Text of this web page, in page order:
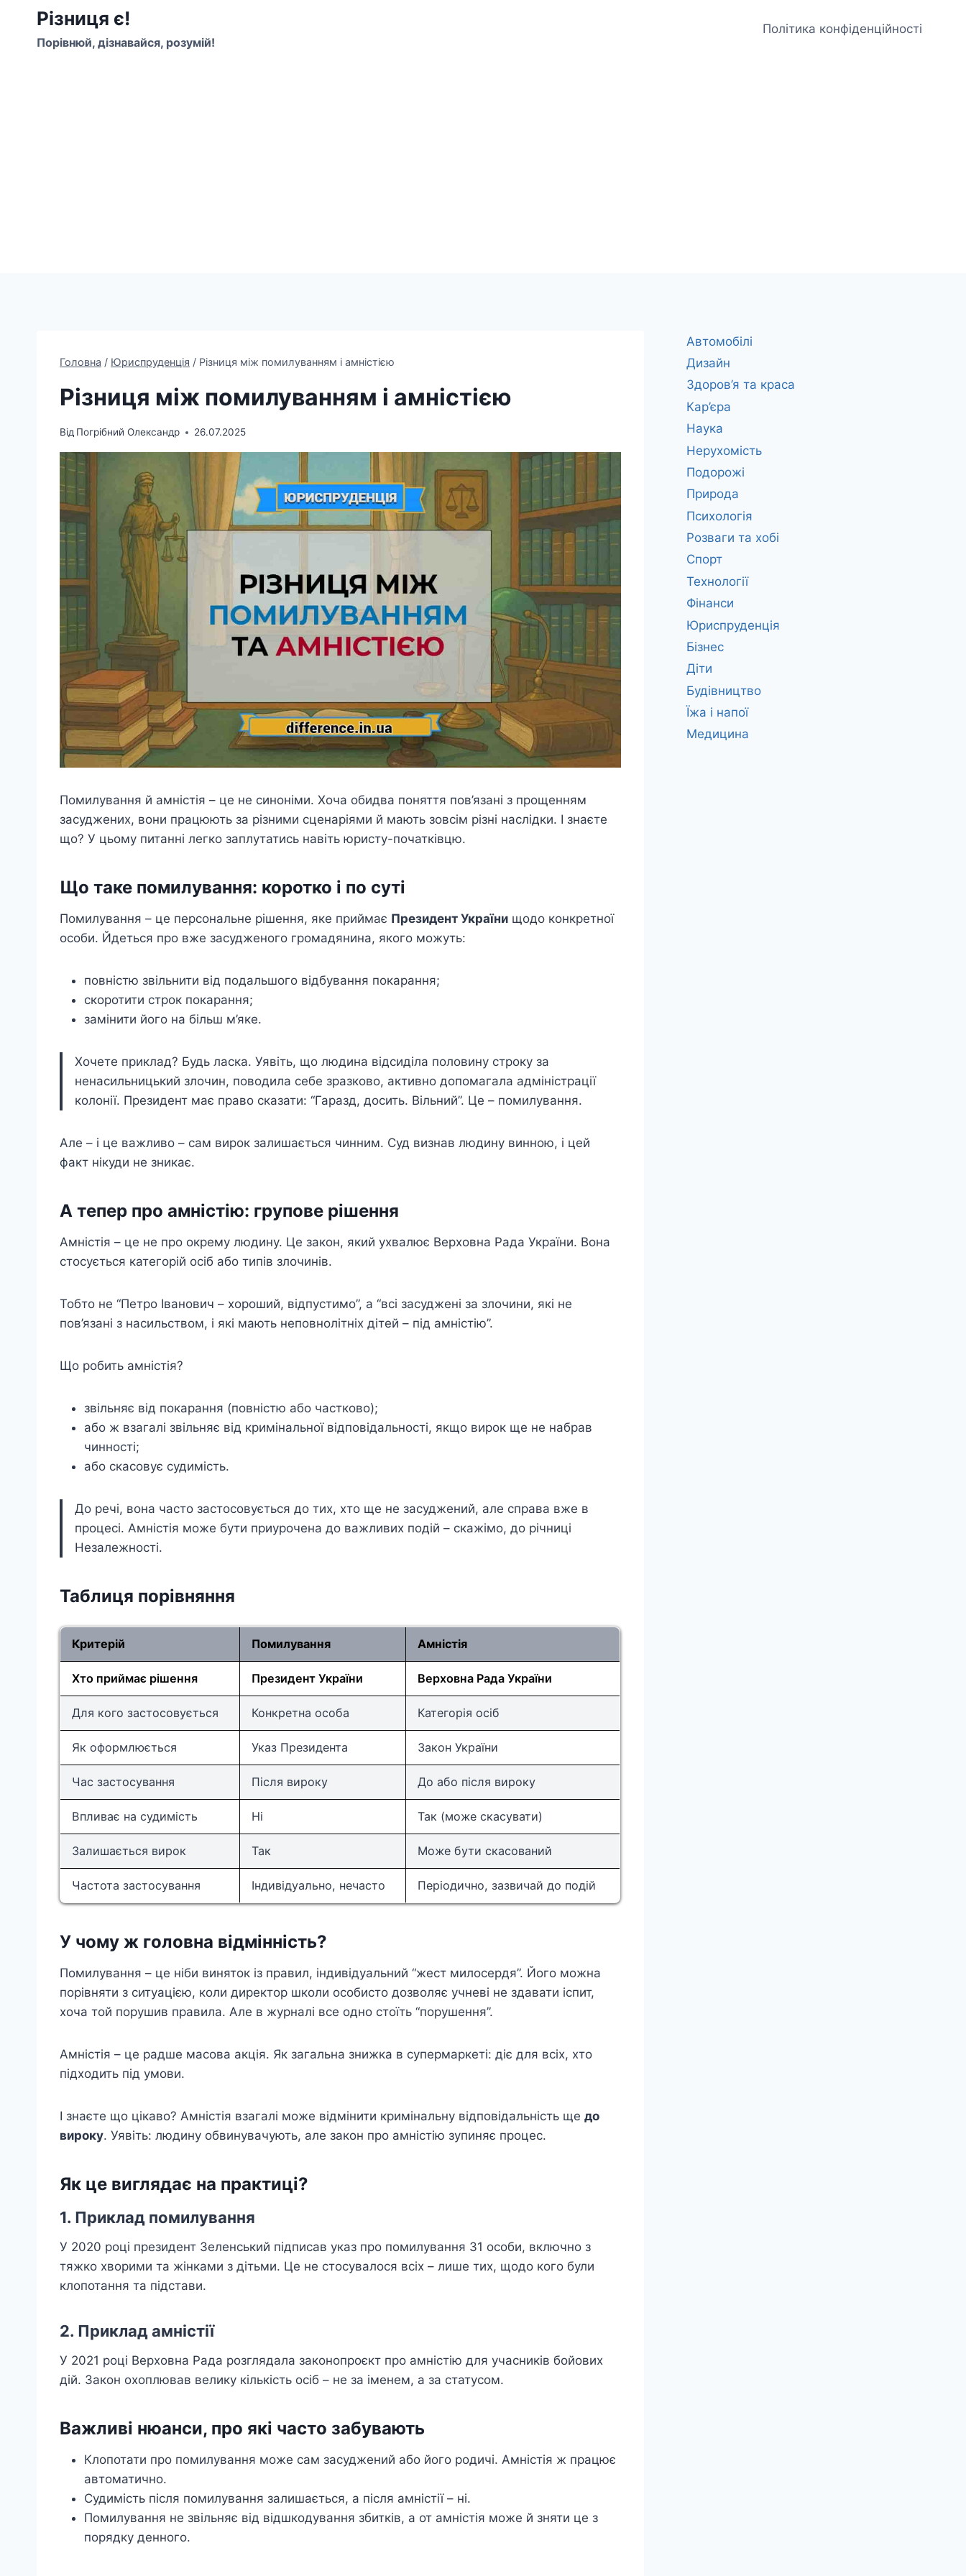
Перейти
вмісту
Різниця є!
Порівнюй, дізнавайся, розумій!
Політика конфіденційності
Головна / Юриспруденція / Різниця між помилуванням і амністією
Різниця між помилуванням і амністією
Від Погрібний Олександр 26.07.2025
Помилування й амністія – це не синоніми. Хоча обидва поняття пов’язані з прощенням
засуджених, вони працюють за різними сценаріями й мають зовсім різні наслідки. І знаєте
що? У цьому питанні легко заплутатись навіть юристу-початківцю.
Що таке помилування: коротко і по суті
Помилування – це персональне рішення, яке приймає Президент України щодо конкретної
особи. Йдеться про вже засудженого громадянина, якого можуть:
повністю звільнити від подальшого відбування покарання;
скоротити строк покарання;
замінити його на більш м’яке.
Хочете приклад? Будь ласка. Уявіть, що людина відсиділа половину строку за
ненасильницький злочин, поводила себе зразково, активно допомагала адміністрації
колонії. Президент має право сказати: “Гаразд, досить. Вільний”. Це – помилування.
Але – і це важливо – сам вирок залишається чинним. Суд визнав людину винною, і цей
факт нікуди не зникає.
А тепер про амністію: групове рішення
Амністія – це не про окрему людину. Це закон, який ухвалює Верховна Рада України. Вона
стосується категорій осіб або типів злочинів.
Тобто не “Петро Іванович – хороший, відпустимо”, а “всі засуджені за злочини, які не
пов’язані з насильством, і які мають неповнолітніх дітей – під амністію”.
Що робить амністія?
звільняє від покарання (повністю або частково);
або ж взагалі звільняє від кримінальної відповідальності, якщо вирок ще не набрав
чинності;
або скасовує судимість.
До речі, вона часто застосовується до тих, хто ще не засуджений, але справа вже в
процесі. Амністія може бути приурочена до важливих подій – скажімо, до річниці
Незалежності.
Таблиця порівняння
Критерій Помилування Амністія
Хто приймає рішення Президент України Верховна Рада України
Для кого застосовується Конкретна особа Категорія осіб
Як оформлюється Указ Президента Закон України
Час застосування Після вироку До або після вироку
Впливає на судимість Ні Так (може скасувати)
Залишається вирок Так Може бути скасований
Частота застосування Індивідуально, нечасто Періодично, зазвичай до подій
У чому ж головна відмінність?
Помилування – це ніби виняток із правил, індивідуальний “жест милосердя”. Його можна
порівняти з ситуацією, коли директор школи особисто дозволяє учневі не здавати іспит,
хоча той порушив правила. Але в журналі все одно стоїть “порушення”.
Амністія – це радше масова акція. Як загальна знижка в супермаркеті: діє для всіх, хто
підходить під умови.
І знаєте що цікаво? Амністія взагалі може відмінити кримінальну відповідальність ще до
вироку. Уявіть: людину обвинувачують, але закон про амністію зупиняє процес.
Як це виглядає на практиці?
1. Приклад помилування
У 2020 році президент Зеленський підписав указ про помилування 31 особи, включно з
тяжко хворими та жінками з дітьми. Це не стосувалося всіх – лише тих, щодо кого були
клопотання та підстави.
2. Приклад амністії
У 2021 році Верховна Рада розглядала законопроєкт про амністію для учасників бойових
дій. Закон охоплював велику кількість осіб – не за іменем, а за статусом.
Важливі нюанси, про які часто забувають
Клопотати про помилування може сам засуджений або його родичі. Амністія ж працює
автоматично.
Судимість після помилування залишається, а після амністії – ні.
Помилування не звільняє від відшкодування збитків, а от амністія може й зняти це з
порядку денного.
Автомобілі
Дизайн
Здоров’я та краса
Кар’єра
Наука
Нерухомість
Подорожі
Природа
Психологія
Розваги та хобі
Спорт
Технології
Фінанси
Юриспруденція
Бізнес
Діти
Будівництво
Їжа і напої
Медицина